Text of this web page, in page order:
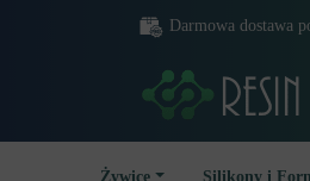
Darmowa dostawa
Żywice Silikony i